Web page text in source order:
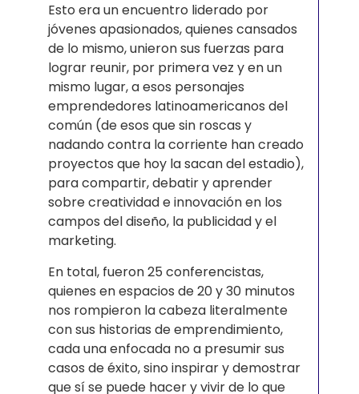
Esto era un encuentro liderado por
jóvenes apasionados, quienes cansados
de lo mismo, unieron sus fuerzas para
lograr reunir, por primera vez y en un
mismo lugar, a esos personajes
emprendedores latinoamericanos del
común (de esos que sin roscas y
nadando contra la corriente han creado
proyectos que hoy la sacan del estadio),
para compartir, debatir y aprender
sobre creatividad e innovación en los
campos del diseño, la publicidad y el
marketing.
En total, fueron 25 conferencistas,
quienes en espacios de 20 y 30 minutos
nos rompieron la cabeza literalmente
con sus historias de emprendimiento,
cada una enfocada no a presumir sus
casos de éxito, sino inspirar y demostrar
que sí se puede hacer y vivir de lo que